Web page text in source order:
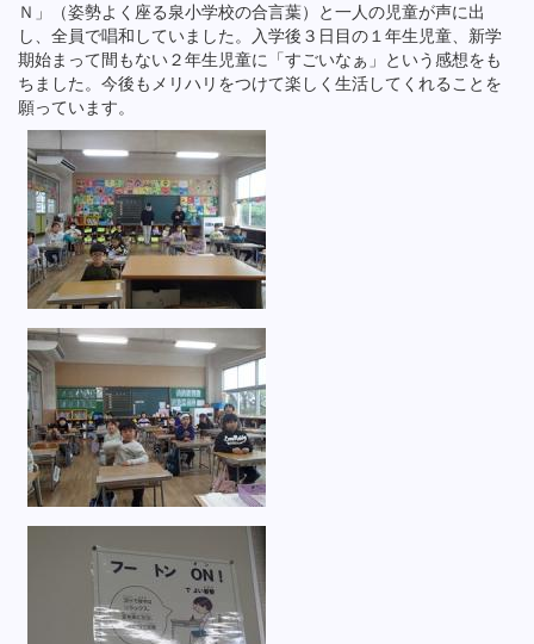
Ｎ」（姿勢よく座る泉小学校の合言葉）と一人の児童が声に出
し、全員で唱和していました。入学後３日目の１年生児童、新学
期始まって間もない２年生児童に「すごいなぁ」という感想をも
ちました。今後もメリハリをつけて楽しく生活してくれることを
願っています。